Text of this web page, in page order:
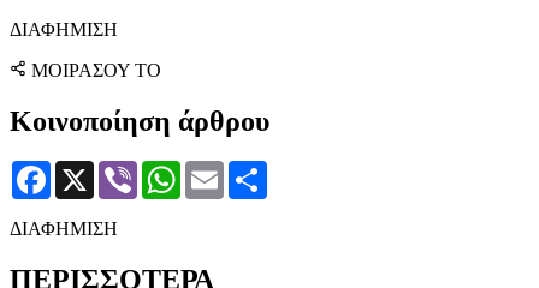
ΔΙΑΦΗΜΙΣΗ
ΜΟΙΡΑΣΟΥ ΤΟ
Κοινοποίηση άρθρου
Facebook
X Viber WhatsApp
Email
ΔΙΑΦΗΜΙΣΗ
ΠΕΡΙΣΣΟΤΕΡΑ